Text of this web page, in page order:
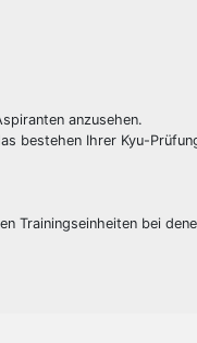
anzusehen.
bestehen Ihrer Kyu-
Trainingseinheiten bei